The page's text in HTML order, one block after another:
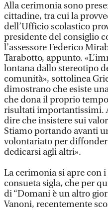
Alla cerimonia sono
cittadine, tra cui la
dell’Ufficio scolastico
presidente del consiglio
l’assessore Federico
Tarabotto, appunto.
lontana dallo stereotipo
comunità», sottolinea
dimostrano che esiste
che dona il proprio
risultati importantissimi.
dire che insistere sui
Stiamo portando avanti
volontariato per
dedicarsi agli altri».
La cerimonia si apre con
consueta sigla, che per
di “Domani è un altro
Vanoni, recentemente